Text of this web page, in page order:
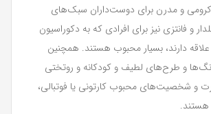
و مدرن برای دوست‌داران سبک‌های
و فانتزی نیز برای افرادی که به دکوراسیون
دارند، بسیار محبوب هستند. همچنین
و طرح‌های لطیف و کودکانه و روتختی
و شخصیت‌های محبوب کارتونی یا فوتبالی،
هستند.